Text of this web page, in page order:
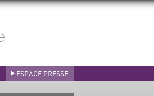
ESPACE PRESSE